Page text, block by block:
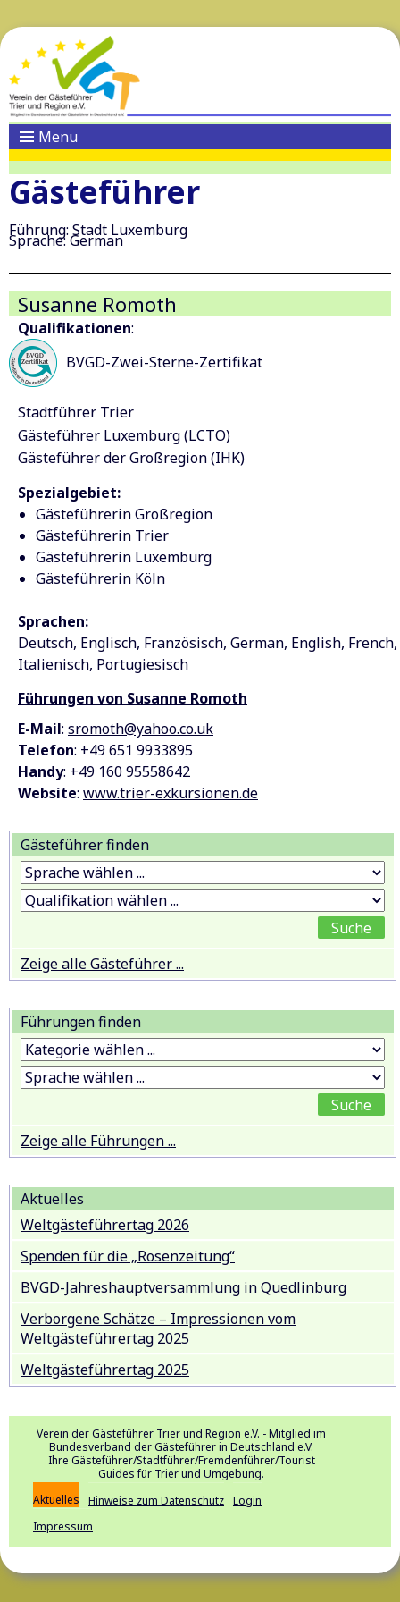
Menu
Gästeführer
Führung: Stadt Luxemburg
Sprache: German
Susanne Romoth
Qualifikationen:
BVGD-Zwei-Sterne-Zertifikat
Stadtführer Trier
Gästeführer Luxemburg (LCTO)
Gästeführer der Großregion (IHK)
Spezialgebiet:
Gästeführerin Großregion
Gästeführerin Trier
Gästeführerin Luxemburg
Gästeführerin Köln
Sprachen:
Deutsch Englisch Französisch German English French
Italienisch Portugiesisch
Führungen von Susanne Romoth
E-Mail: sromoth@yahoo.co.uk
Telefon: +49 651 9933895
Handy: +49 160 95558642
Website: www.trier-exkursionen.de
Gästeführer finden
Zeige alle Gästeführer ...
Führungen finden
Zeige alle Führungen ...
Aktuelles
Weltgästeführertag 2026
Spenden für die „Rosenzeitung“
BVGD-Jahreshauptversammlung in Quedlinburg
Verborgene Schätze – Impressionen vom
Weltgästeführertag 2025
Weltgästeführertag 2025
Verein der Gästeführer Trier und Region e.V. - Mitglied im
Bundesverband der Gästeführer in Deutschland e.V.
Ihre Gästeführer/Stadtführer/Fremdenführer/Tourist
Guides für Trier und Umgebung.
Aktuelles
Hinweise zum Datenschutz Login
Impressum